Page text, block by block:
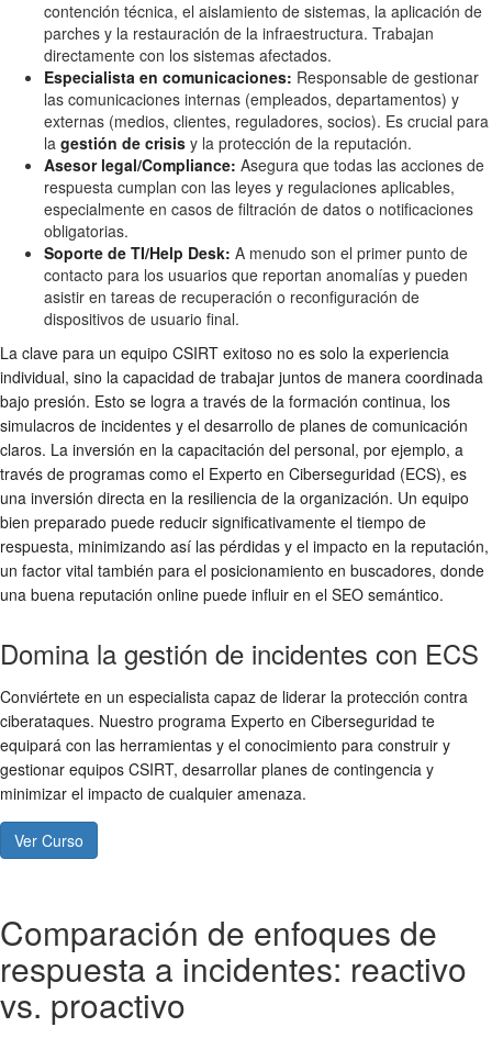
contención técnica, el aislamiento de sistemas, la aplicación de
parches y la restauración de la infraestructura. Trabajan
directamente con los sistemas afectados.
Especialista en comunicaciones: Responsable de gestionar
las comunicaciones internas (empleados, departamentos) y
externas (medios, clientes, reguladores, socios). Es crucial para
la gestión de crisis y la protección de la reputación.
Asesor legal/Compliance: Asegura que todas las acciones de
respuesta cumplan con las leyes y regulaciones aplicables,
especialmente en casos de filtración de datos o notificaciones
obligatorias.
Soporte de TI/Help Desk: A menudo son el primer punto de
contacto para los usuarios que reportan anomalías y pueden
asistir en tareas de recuperación o reconfiguración de
dispositivos de usuario final.
La clave para un equipo CSIRT exitoso no es solo la experiencia
individual, sino la capacidad de trabajar juntos de manera coordinada
bajo presión. Esto se logra a través de la formación continua, los
simulacros de incidentes y el desarrollo de planes de comunicación
claros. La inversión en la capacitación del personal, por ejemplo, a
través de programas como el Experto en Ciberseguridad (ECS), es
una inversión directa en la resiliencia de la organización. Un equipo
bien preparado puede reducir significativamente el tiempo de
respuesta, minimizando así las pérdidas y el impacto en la reputación,
un factor vital también para el posicionamiento en buscadores, donde
una buena reputación online puede influir en el SEO semántico.
Domina la gestión de incidentes con ECS
Conviértete en un especialista capaz de liderar la protección contra
ciberataques. Nuestro programa Experto en Ciberseguridad te
equipará con las herramientas y el conocimiento para construir y
gestionar equipos CSIRT, desarrollar planes de contingencia y
minimizar el impacto de cualquier amenaza.
Ver Curso
Comparación de enfoques de
respuesta a incidentes: reactivo
vs. proactivo